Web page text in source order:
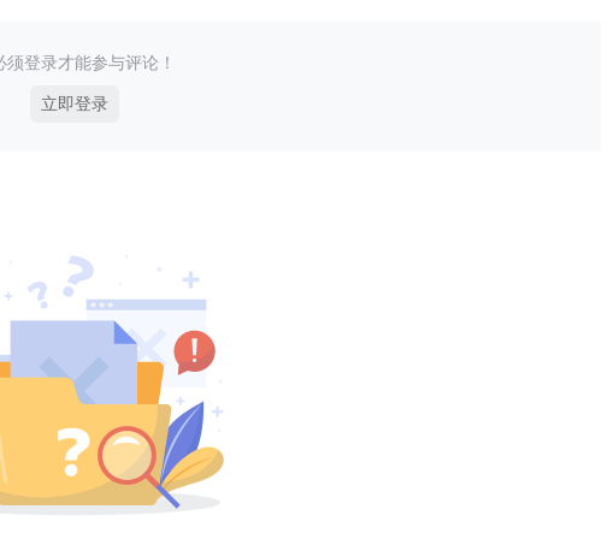
须登录才能参与评论！
立即登录